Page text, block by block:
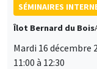
SÉMINAIRES
Îlot Bernard du Bois
Mardi 16 décembre
11:00 à 12:30